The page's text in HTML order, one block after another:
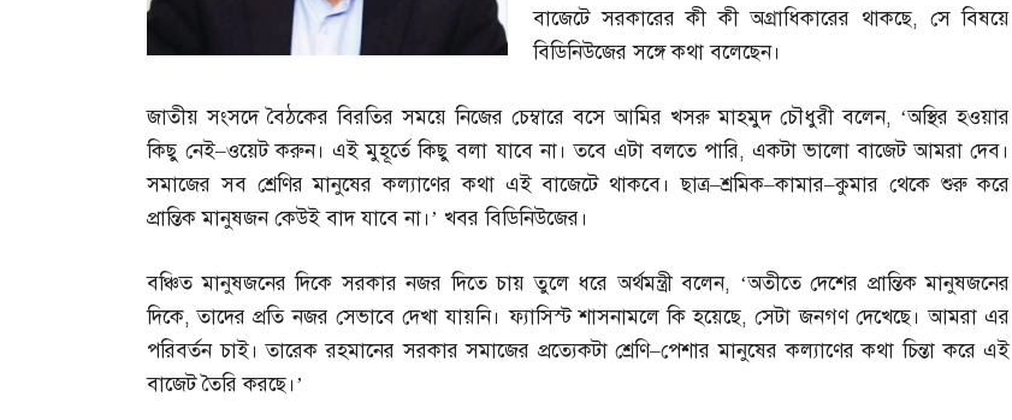
বাজেটে সরকারের কী কী অগ্রাধিকারের থাকছে, সে বিষয়ে
বিডিনিউজের সঙ্গে কথা বলেছেন।
জাতীয় সংসদে বৈঠকের বিরতির সময়ে নিজের চেম্বারে বসে আমির খসরু মাহমুদ চৌধুরী বলেন, ‘অস্থির হওয়ার
কিছু নেই–ওয়েট করুন। এই মুহূর্তে কিছু বলা যাবে না। তবে এটা বলতে পারি,একটা ভালো বাজেট আমরা দেব।
সমাজের সব শ্রেণির মানুষের কল্যাণের কথা এই বাজেটে থাকবে। ছাত্র–শ্রমিক–কামার–কুমার থেকে শুরু করে
প্রান্তিক মানুষজন কেউই বাদ যাবে না।’ খবর বিডিনিউজের।
বঞ্চিত মানুষজনের দিকে সরকার নজর দিতে চায় তুলে ধরে অর্থমন্ত্রী বলেন, ‘অতীতে দেশের প্রান্তিক মানুষজনের
দিকে,তাদের প্রতি নজর সেভাবে দেখা যায়নি। ফ্যাসিস্ট শাসনামলে কি হয়েছে,সেটা জনগণ দেখেছে। আমরা এর
পরিবর্তন চাই। তারেক রহমানের সরকার সমাজের প্রত্যেকটা শ্রেণি–পেশার মানুষের কল্যাণের কথা চিন্তা করে এই
বাজেট তৈরি করছে।’